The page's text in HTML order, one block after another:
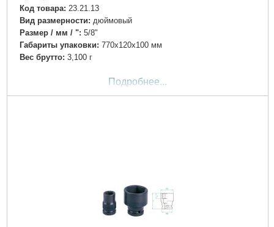
Код товара: 23.21.13
Вид размерности: дюймовый
Размер / мм / ": 5/8"
Габариты упаковки: 770x120x100 мм
Вес брутто: 3,100 г
Подробнее...